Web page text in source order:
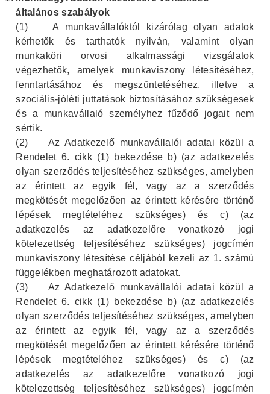
általános szabályok
(1)
A munkavállalóktól kizárólag olyan adatok
kérhetők és tarthatók nyilván, valamint olyan
munkaköri orvosi alkalmassági vizsgálatok
végezhetők, amelyek munkaviszony létesítéséhez,
fenntartásához és megszüntetéséhez, illetve a
szociális-jóléti juttatások biztosításához szükségesek
és a munkavállaló személyhez fűződő jogait nem
sértik.
(2)
Az Adatkezelő munkavállalói adatai közül a
Rendelet 6. cikk (1) bekezdése b) (az adatkezelés
olyan szerződés teljesítéséhez szükséges, amelyben
az érintett az egyik fél, vagy az a szerződés
megkötését megelőzően az érintett kérésére történő
lépések megtételéhez szükséges) és c) (az
adatkezelés az adatkezelőre vonatkozó jogi
kötelezettség teljesítéséhez szükséges) jogcímén
munkaviszony létesítése céljából kezeli az 1. számú
függelékben meghatározott adatokat.
(3)
Az Adatkezelő munkavállalói adatai közül a
Rendelet 6. cikk (1) bekezdése b) (az adatkezelés
olyan szerződés teljesítéséhez szükséges, amelyben
az érintett az egyik fél, vagy az a szerződés
megkötését megelőzően az érintett kérésére történő
lépések megtételéhez szükséges) és c) (az
adatkezelés az adatkezelőre vonatkozó jogi
kötelezettség teljesítéséhez szükséges) jogcímén